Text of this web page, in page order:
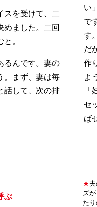
スを受けて、二
めました。二回
。
るんです。妻の
。まず、妻は毎
話して、次の排
い
で
す
だ
作
よ
「
セ
ば
ぶ
★
ズ
た